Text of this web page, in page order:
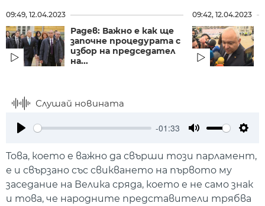
09:49, 12.04.2023
Радев: Важно е как ще
започне процедурата с
избор на председател
на...
09:42, 12.04.2023
Слушай новината
-01:33
Това, което е важно да свърши този парламент,
е и свързано със свикването на първото му
заседание на Велика сряда, което е не само знак
и това, че народните представители трябва